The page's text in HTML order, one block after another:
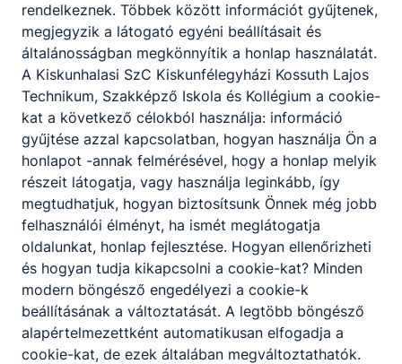
Partnereink
rendelkeznek. Többek között információt gyűjtenek,
megjegyzik a látogató egyéni beállításait és
általánosságban megkönnyítik a honlap használatát.
A Kiskunhalasi SzC Kiskunfélegyházi Kossuth Lajos
Technikum, Szakképző Iskola és Kollégium a cookie-
kat a következő célokból használja: információ
gyűjtése azzal kapcsolatban, hogyan használja Ön a
honlapot -annak felmérésével, hogy a honlap melyik
részeit látogatja, vagy használja leginkább, így
megtudhatjuk, hogyan biztosítsunk Önnek még jobb
felhasználói élményt, ha ismét meglátogatja
oldalunkat, honlap fejlesztése. Hogyan ellenőrizheti
és hogyan tudja kikapcsolni a cookie-kat? Minden
modern böngésző engedélyezi a cookie-k
beállításának a változtatását. A legtöbb böngésző
alapértelmezettként automatikusan elfogadja a
cookie-kat, de ezek általában megváltoztathatók.